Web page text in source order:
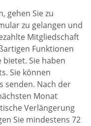
gehen Sie zu
zu gelangen und
Mitgliedschaft
Funktionen
bietet. Sie haben
Sie können
senden. Nach der
Monat
Verlängerung
Sie mindestens 72